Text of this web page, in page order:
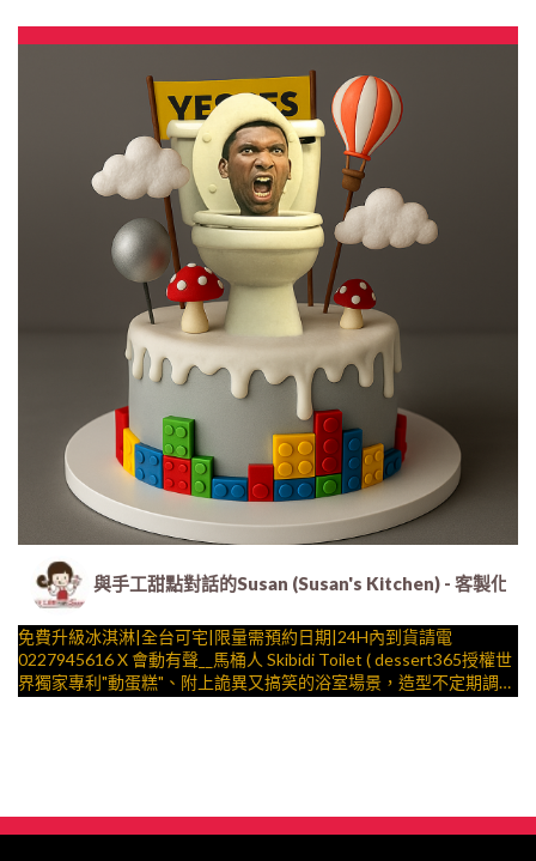
與手工甜點對話的Susan (Susan's Kitchen) - 客製化
免費升級冰淇淋|全台可宅|限量需預約日期|24H內到貨請電
0227945616 X 會動有聲__馬桶人 Skibidi Toilet ( dessert365授權世
界獨家專利"動蛋糕"、附上詭異又搞笑的浴室場景，造型不定期調